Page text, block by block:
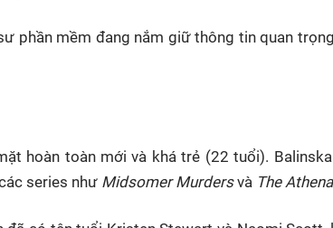
phần mềm đang nắm giữ thông tin quan
hoàn toàn mới và khá trẻ (22 tuổi).
series như Midsomer Murdersvà The Athena